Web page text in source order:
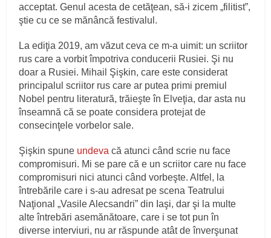
acceptat. Genul acesta de cetăţean, să-i zicem „filitist”,
ştie cu ce se mănâncă festivalul.
La ediţia 2019, am văzut ceva ce m-a uimit: un scriitor
rus care a vorbit împotriva conducerii Rusiei. Şi nu
doar a Rusiei. Mihail Şişkin, care este considerat
principalul scriitor rus care ar putea primi premiul
Nobel pentru literatură, trăieşte în Elveţia, dar asta nu
înseamnă că se poate considera protejat de
consecinţele vorbelor sale.
Şişkin spune undeva că atunci când scrie nu face
compromisuri. Mi se pare că e un scriitor care nu face
compromisuri nici atunci când vorbeşte. Altfel, la
întrebările care i s-au adresat pe scena Teatrului
Naţional „Vasile Alecsandri” din Iaşi, dar şi la multe
alte întrebări asemănătoare, care i se tot pun în
diverse interviuri, nu ar răspunde atât de înverşunat